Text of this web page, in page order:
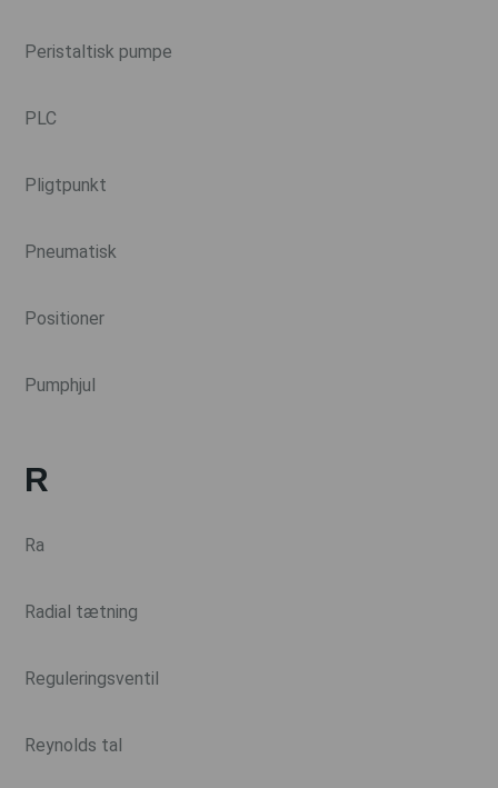
Peristaltisk pumpe
PLC
Pligtpunkt
Pneumatisk
Positioner
Pumphjul
R
Ra
Radial tætning
Reguleringsventil
Reynolds tal